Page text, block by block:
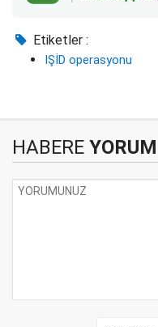
Etiketler :
IŞİD operasyonu
HABERE